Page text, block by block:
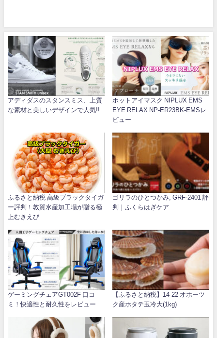
アディダスのスタンスミス、上質
な素材と美しいデザインで人気!!
ホットアイマスク NIPLUX EMS
EYE RELAX NP-ER23BK-EMSレ
ビュー
ふるさと納税 高級ブラックタイガ
ー評判！敦賀水産加工場が贈る極
上むきえび
ゴリラのひとつかみ, GRF-2401 評
判｜ふくらはぎケア
ゲーミングチェアGT002F 口コ
ミ！快適性と耐久性をレビュー
【ふるさと納税】14-22 オホーツ
ク産ホタテ玉冷大(1kg)